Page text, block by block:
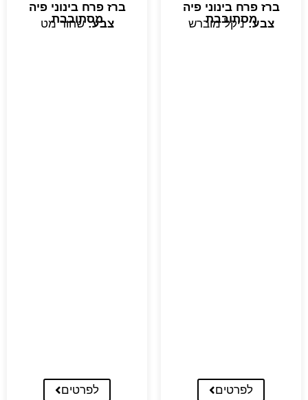
ברז פרח בינוני פיה
מסתובבתצבע:ניקל מוברש
לפרטים
ברז פרח בינוני פיה
מסתובבת
צבע:שחור מט
לפרטים